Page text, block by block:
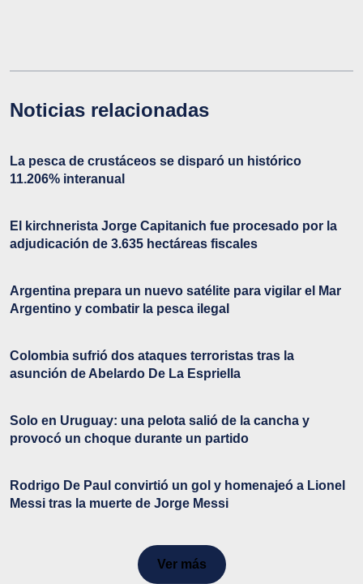
Noticias relacionadas
La pesca de crustáceos se disparó un histórico
11.206% interanual
El kirchnerista Jorge Capitanich fue procesado por la
adjudicación de 3.635 hectáreas fiscales
Argentina prepara un nuevo satélite para vigilar el Mar
Argentino y combatir la pesca ilegal
Colombia sufrió dos ataques terroristas tras la
asunción de Abelardo De La Espriella
Solo en Uruguay: una pelota salió de la cancha y
provocó un choque durante un partido
Rodrigo De Paul convirtió un gol y homenajeó a Lionel
Messi tras la muerte de Jorge Messi
Ver más